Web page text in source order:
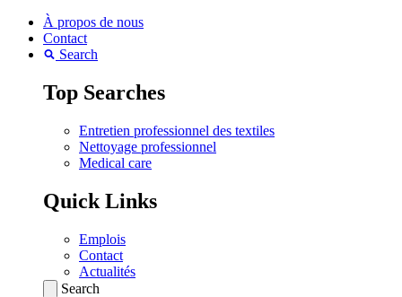
À propos de nous
Contact
Search
Top Searches
Entretien professionnel des textiles
Nettoyage professionnel
Medical care
Quick Links
Emplois
Contact
Actualités
Search